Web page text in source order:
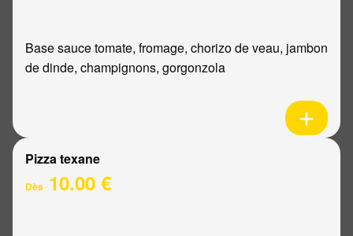
Base sauce tomate, fromage, chorizo de veau, jambon
de dinde, champignons, gorgonzola
Pizza texane
Dès 10.00 €